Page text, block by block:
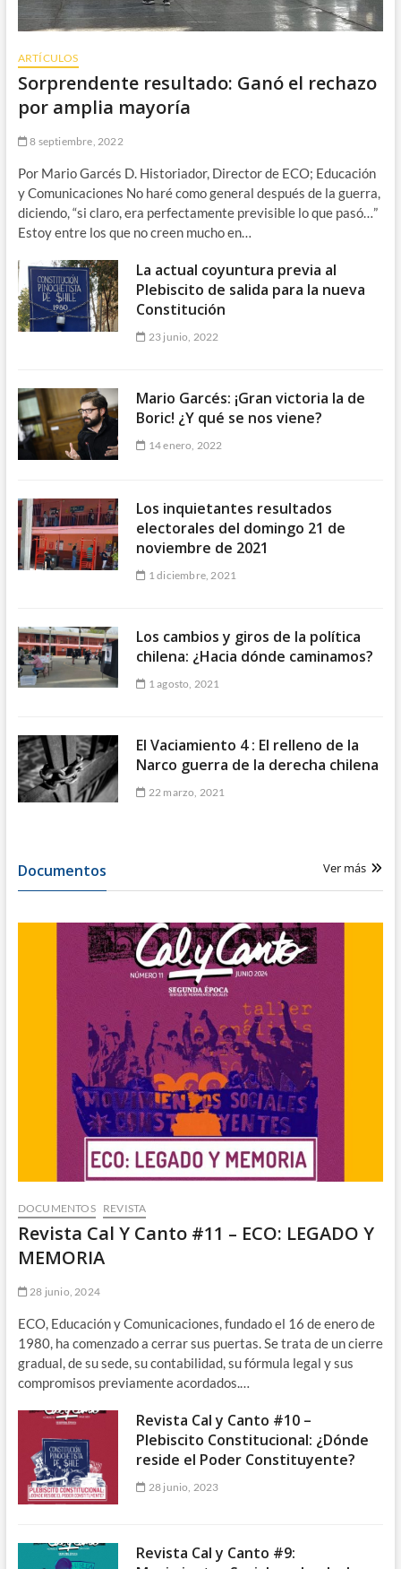
ARTÍCULOS
Sorprendente resultado: Ganó el rechazo
por amplia mayoría
8 septiembre, 2022
Por Mario Garcés D. Historiador, Director de ECO; Educación
y Comunicaciones No haré como general después de la guerra,
diciendo, “si claro, era perfectamente previsible lo que pasó…”
Estoy entre los que no creen mucho en…
La actual coyuntura previa al
Plebiscito de salida para la nueva
Constitución
23 junio, 2022
Mario Garcés: ¡Gran victoria la de
Boric! ¿Y qué se nos viene?
14 enero, 2022
Los inquietantes resultados
electorales del domingo 21 de
noviembre de 2021
1 diciembre, 2021
Los cambios y giros de la política
chilena: ¿Hacia dónde caminamos?
1 agosto, 2021
El Vaciamiento 4 : El relleno de la
Narco guerra de la derecha chilena
22 marzo, 2021
Documentos Ver más
DOCUMENTOS REVISTA
Revista Cal Y Canto #11 – ECO: LEGADO Y
MEMORIA
28 junio, 2024
ECO, Educación y Comunicaciones, fundado el 16 de enero de
1980, ha comenzado a cerrar sus puertas. Se trata de un cierre
gradual, de su sede, su contabilidad, su fórmula legal y sus
compromisos previamente acordados.…
Revista Cal y Canto #10 –
Plebiscito Constitucional: ¿Dónde
reside el Poder Constituyente?
28 junio, 2023
Revista Cal y Canto #9: